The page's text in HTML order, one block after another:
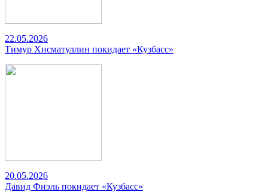
22.05.2026
Тимур Хисматуллин покидает «Кузбасс»
20.05.2026
Давид Фиэль покидает «Кузбасс»